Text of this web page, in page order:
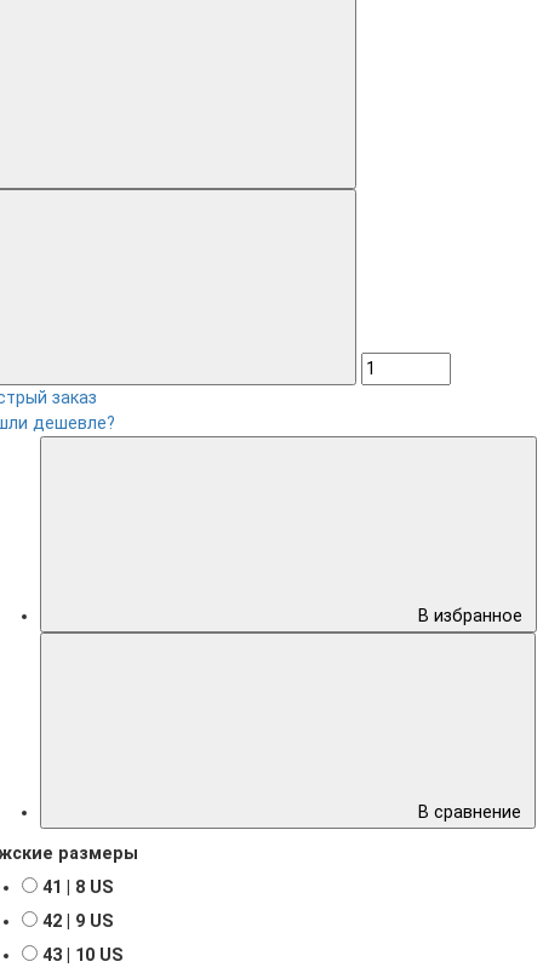
заказ
дешевле?
В избранное
В сравнение
размеры
41 | 8 US
42 | 9 US
43 | 10 US